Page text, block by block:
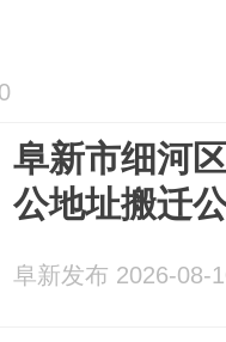
阜新市细河
公地址搬迁
阜新发布 2026-08-